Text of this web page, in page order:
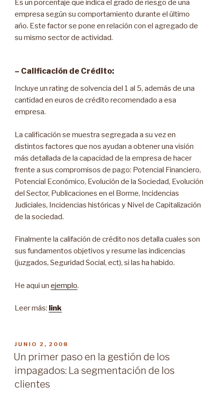
Es un porcentaje que indica el grado de riesgo de una
empresa según su comportamiento durante el último
año. Este factor se pone en relación con el agregado de
su mismo sector de actividad.
– Calificación de Crédito:
Incluye un rating de solvencia del 1 al 5, además de una
cantidad en euros de crédito recomendado a esa
empresa.
La calificación se muestra segregada a su vez en
distintos factores que nos ayudan a obtener una visión
más detallada de la capacidad de la empresa de hacer
frente a sus compromisos de pago: Potencial Financiero,
Potencial Económico, Evolución de la Sociedad, Evolución
del Sector, Publicaciones en el Borme, Incidencias
Judiciales, Incidencias históricas y Nivel de Capitalización
de la sociedad.
Finalmente la califación de crédito nos detalla cuales son
sus fundamentos objetivos y resume las indicencias
(juzgados, Seguridad Social, ect), si las ha habido.
He aqui un ejemplo.
Leer más: link
PUBLICADO
EN
JUNIO 2, 2008
Un primer paso en la gestión de los
impagados: La segmentación de los
clientes